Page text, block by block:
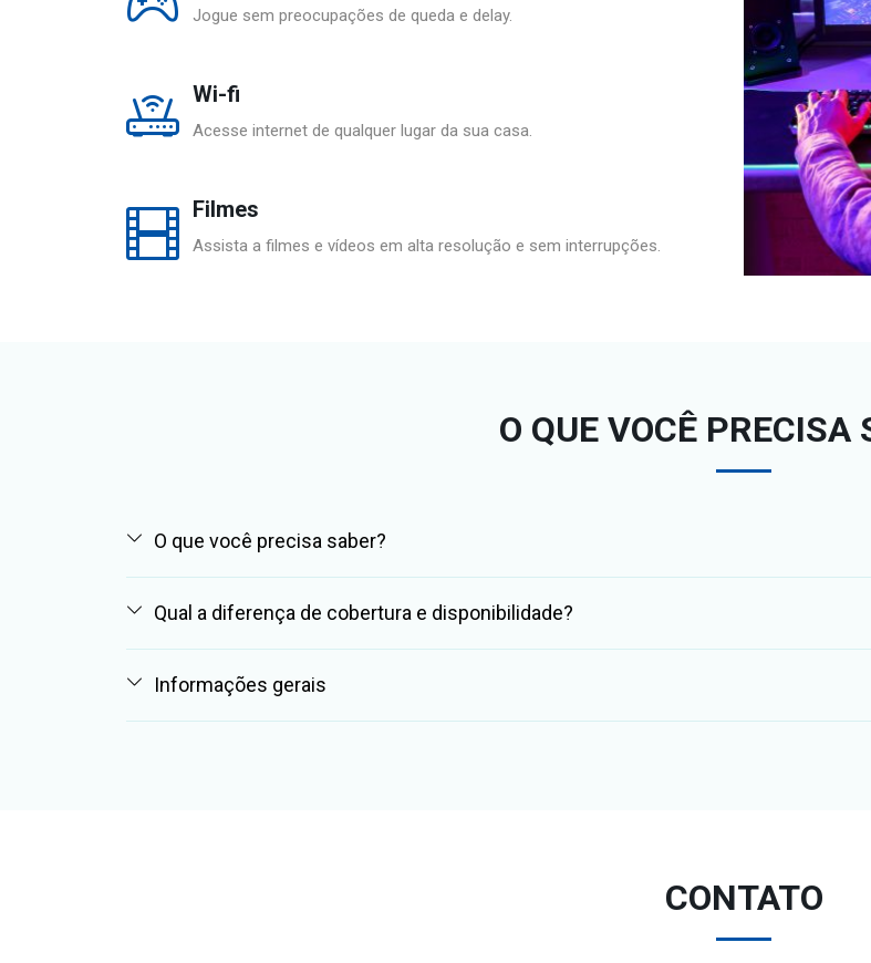
Jogue sem preocupações de queda e delay.
Wi-fi
Acesse internet de qualquer lugar da sua casa.
Filmes
Assista a filmes e vídeos em alta resolução e sem interrupções.
O QUE VOCÊ PRECISA
O que você precisa saber?
Qual a diferença de cobertura e disponibilidade?
Informações gerais
CONTATO